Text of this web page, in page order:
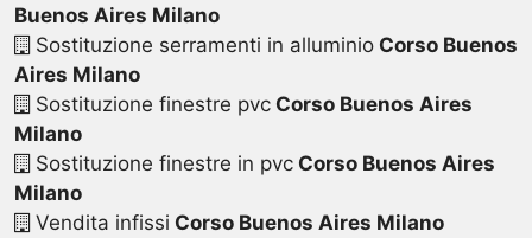
Buenos Aires Milano
Sostituzione serramenti in alluminioCorso Buenos
Aires Milano
Sostituzione finestre pvcCorso Buenos Aires
Milano
Sostituzione finestre in pvcCorso Buenos Aires
Milano
Vendita infissi Corso Buenos Aires Milano